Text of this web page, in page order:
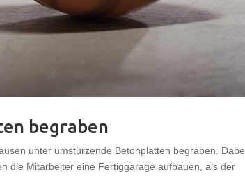
begraben
unter umstürzende Betonplatten begraben.
die Mitarbeiter eine Fertiggarage aufbauen, als der